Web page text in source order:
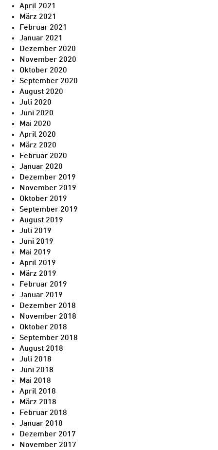
April 2021
März 2021
Februar 2021
Januar 2021
Dezember 2020
November 2020
Oktober 2020
September 2020
August 2020
Juli 2020
Juni 2020
Mai 2020
April 2020
März 2020
Februar 2020
Januar 2020
Dezember 2019
November 2019
Oktober 2019
September 2019
August 2019
Juli 2019
Juni 2019
Mai 2019
April 2019
März 2019
Februar 2019
Januar 2019
Dezember 2018
November 2018
Oktober 2018
September 2018
August 2018
Juli 2018
Juni 2018
Mai 2018
April 2018
März 2018
Februar 2018
Januar 2018
Dezember 2017
November 2017